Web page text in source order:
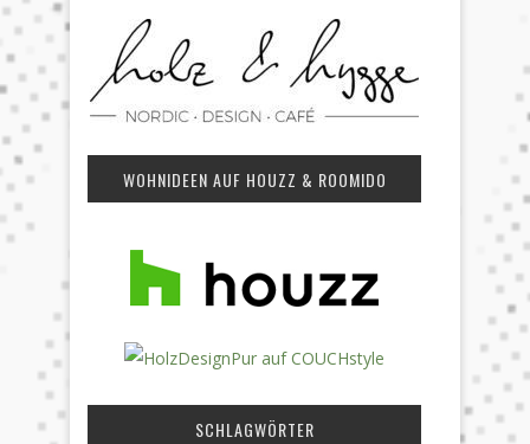
WOHNIDEEN AUF HOUZZ & ROOMIDO
SCHLAGWÖRTER